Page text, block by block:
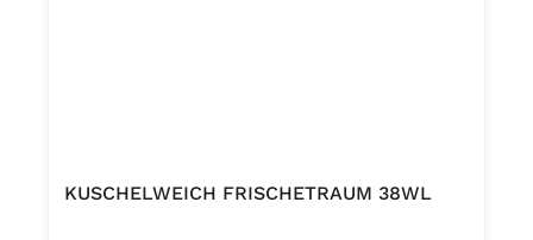
KUSCHELWEICH FRISCHETRAUM 38WL